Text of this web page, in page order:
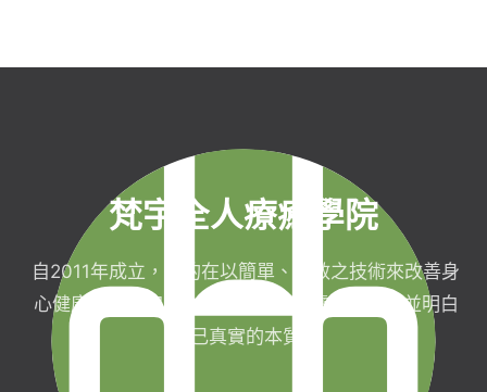
梵宇全人療癒學院
自2011年成立，目的在以簡單、有效之技術來改善身
心健康，協助完成生命目標與實現靈性生活，並明白
自己真實的本質。